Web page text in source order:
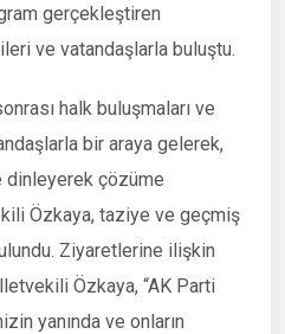
gerçekleştiren
ve vatandaşlarla buluştu.
halk buluşmaları ve
bir araya gelerek,
dinleyerek çözüme
Özkaya, taziye ve geçmiş
Ziyaretlerine ilişkin
Özkaya, “AK Parti
yanında ve onların